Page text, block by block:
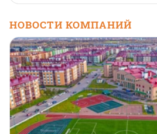
НОВОСТИ КОМПАНИЙ